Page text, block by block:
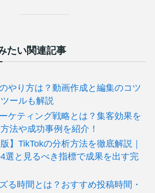
たい関連記事
やり方は？動画作成と編集のコツ
ールも解説
ケティング戦略とは？集客効果を
法や成功事例を紹介！
版】TikTokの分析方法を徹底解説｜
選と見るべき指標で成果を出す完
る時間とは？おすすめ投稿時間・